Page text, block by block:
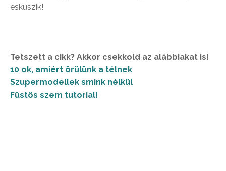
esküszik!
Tetszett a cikk? Akkor csekkold az alábbiakat is!
10 ok, amiért örülünk a télnek
Szupermodellek smink nélkül
Füstös szem tutorial!